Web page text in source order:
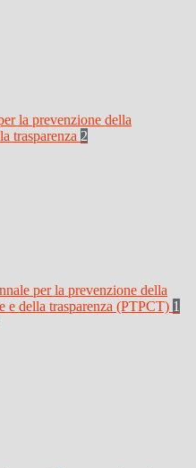
la prevenzione della
trasparenza 2
per la prevenzione della
e della trasparenza (PTPCT) 1